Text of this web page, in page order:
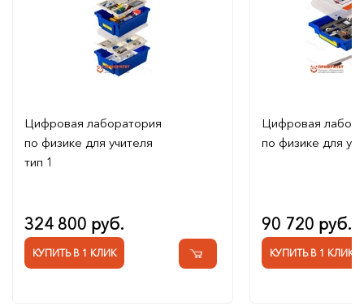
Цифровая лаборатория
по физике для учителя
тип 1
324 800 руб.
КУПИТЬ В 1 КЛИК
Цифровая
по физике для
90 720 руб.
КУПИТЬ В 1 КЛИК